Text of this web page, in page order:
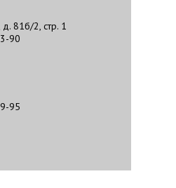
д. 81б/2, стр. 1
90
95